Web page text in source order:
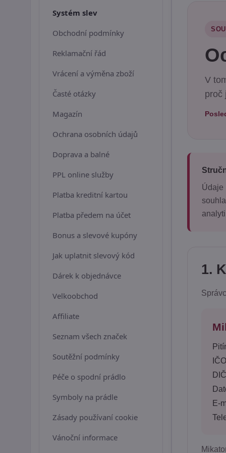
V
proč
Údaje
1.
E-
Systém slev
Obchodní podmínky
Reklamační řád
Vrácení a výměna zboží
Časté otázky
Magazín
Ochrana osobních údajů
Doprava a balné
PPL online služby
Platba kreditní kartou
Platba předem na účet
Bonus a slevové kupóny
Jak uplatnit slevový kód
Dárek k objednávce
Velkoobchod
Affiliate
Seznam všech značek
Soutěžní podmínky
Péče o spodní prádlo
Symboly na prádle
Zásady používaní cookie
Vánoční informace